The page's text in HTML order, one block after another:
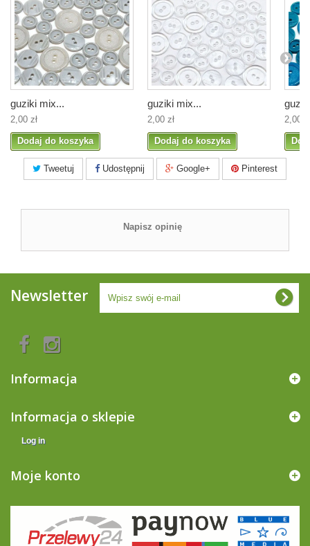
guziki mix...
2,00 zł
Dodaj do koszyka
guziki mix...
2,00 zł
Dodaj do koszyka
2,00
Tweetuj Udostępnij Google+ Pinterest
Napisz opinię
Newsletter
Informacja
Informacja o sklepie
Log in
Moje konto